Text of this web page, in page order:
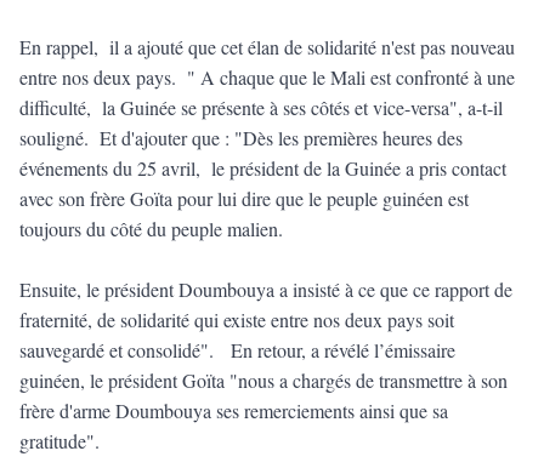
En rappel, il a ajouté que cet élan de solidarité n'est pas nouveau
entre nos deux pays. " A chaque que le Mali est confronté à une
difficulté, la Guinée se présente à ses côtés et vice-versa", a-t-il
souligné. Et d'ajouter que : "Dès les premières heures des
événements du 25 avril, le président de la Guinée a pris contact
avec son frère Goïta pour lui dire que le peuple guinéen est
toujours du côté du peuple malien.
Ensuite, le président Doumbouya a insisté à ce que ce rapport de
fraternité, de solidarité qui existe entre nos deux pays soit
sauvegardé et consolidé". En retour, a révélé l’émissaire
guinéen, le président Goïta "nous a chargés de transmettre à son
frère d'arme Doumbouya ses remerciements ainsi que sa
gratitude".